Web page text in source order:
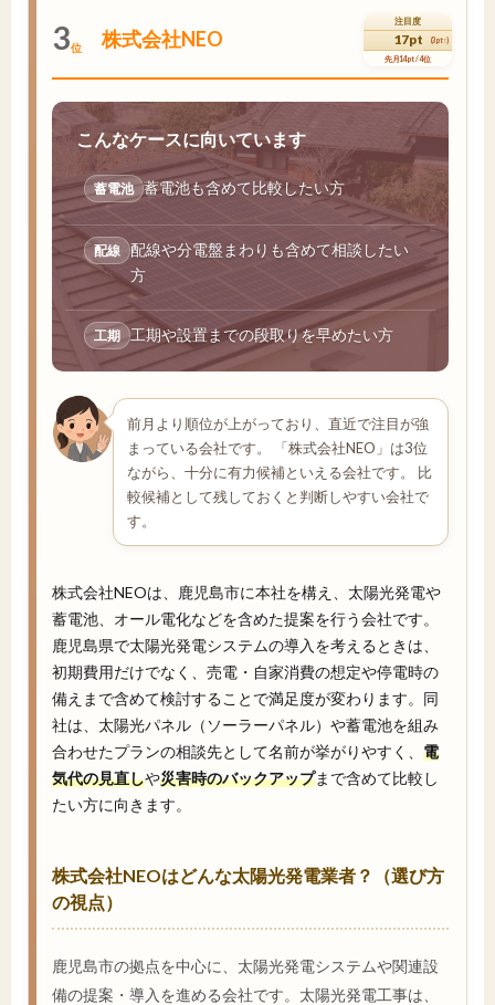
3位 株式会社NEO
注目度
17pt (3pt↑)
先月14pt / 4位
こんなケースに向いています
蓄電池 蓄電池も含めて比較したい方
配線 配線や分電盤まわりも含めて相談したい
方
工期 工期や設置までの段取りを早めたい方
前月より順位が上がっており、直近で注目が強
まっている会社です。 「株式会社NEO」は3位
ながら、十分に有力候補といえる会社です。 比
較候補として残しておくと判断しやすい会社で
す。
株式会社NEOは、鹿児島市に本社を構え、太陽光発電や
蓄電池、オール電化などを含めた提案を行う会社です。
鹿児島県で太陽光発電システムの導入を考えるときは、
初期費用だけでなく、売電・自家消費の想定や停電時の
備えまで含めて検討することで満足度が変わります。同
社は、太陽光パネル（ソーラーパネル）や蓄電池を組み
合わせたプランの相談先として名前が挙がりやすく、 電
気代の見直しや災害時のバックアップまで含めて比較し
たい方に向きます。
株式会社NEOはどんな太陽光発電業者？（選び方
の視点）
鹿児島市の拠点を中心に、太陽光発電システムや関連設
備の提案・導入を進める会社です。太陽光発電工事は、